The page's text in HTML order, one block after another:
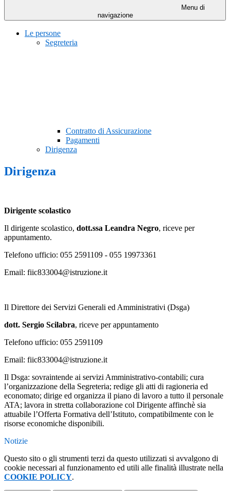
Menu di
navigazione
Le persone
Segreteria
Contratto di Assicurazione
Pagamenti
Dirigenza
Dirigenza
Dirigente scolastico
Il dirigente scolastico, dott.ssa Leandra Negro, riceve per
appuntamento.
Telefono ufficio: 055 2591109 - 055 19973361
Email: fiic833004@istruzione.it
Il Direttore dei Servizi Generali ed Amministrativi (Dsga)
dott. Sergio Scilabra, riceve per appuntamento
Telefono ufficio: 055 2591109
Email: fiic833004@istruzione.it
Il Dsga: sovraintende ai servizi Amministrativo-contabili; cura
l’organizzazione della Segreteria; redige gli atti di ragioneria ed
economato; dirige ed organizza il piano di lavoro a tutto il personale
ATA; lavora in stretta collaborazione col Dirigente affinchè sia
attuabile l’Offerta Formativa dell’Istituto, compatibilmente con le
risorse economiche disponibili.
Notizie
Questo sito o gli strumenti terzi da questo utilizzati si avvalgono di
cookie necessari al funzionamento ed utili alle finalità illustrate nella
COOKIE POLICY.